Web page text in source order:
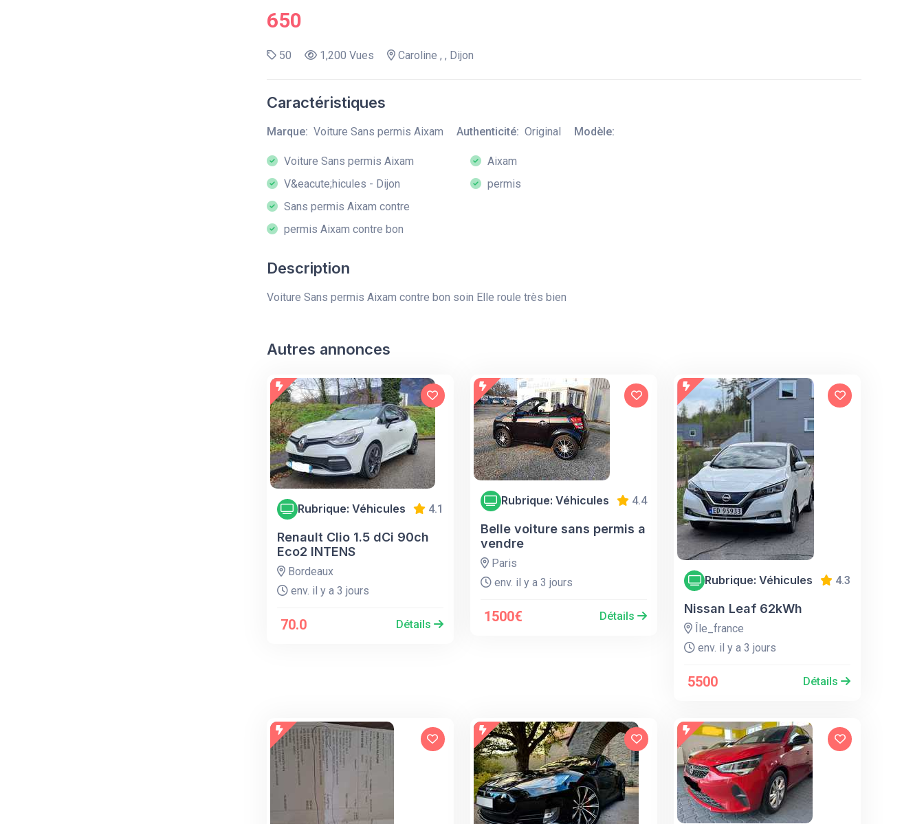
650
50 1,200 Vues Caroline , , Dijon
Caractéristiques
Marque: Voiture Sans permis Aixam Authenticité: Original Modèle:
Voiture Sans permis Aixam
V&eacute;hicules - Dijon
Sans permis Aixam contre
permis Aixam contre bon
Aixam
permis
Description
Voiture Sans permis Aixam contre bon soin Elle roule très bien
Autres annonces
Rubrique: Véhicules 4.1
Renault Clio 1.5 dCi 90ch
Eco2 INTENS
Bordeaux
env. il y a 3 jours
70.0 Détails
Rubrique: Véhicules 4.4
Belle voiture sans permis a
vendre
Paris
env. il y a 3 jours
1500€ Détails
Rubrique: Véhicules 4.3
Nissan Leaf 62kWh
Île_france
env. il y a 3 jours
5500 Détails